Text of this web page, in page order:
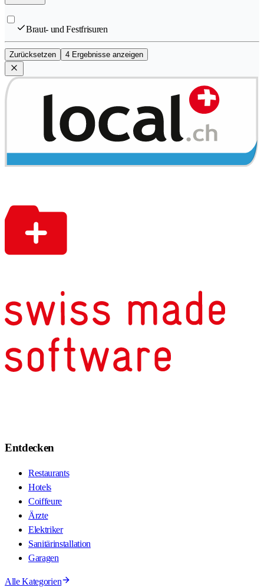
Braut- und Festfrisuren
Zurücksetzen 4 Ergebnisse anzeigen
Entdecken
Restaurants
Hotels
Coiffeure
Ärzte
Elektriker
Sanitärinstallation
Garagen
Alle Kategorien